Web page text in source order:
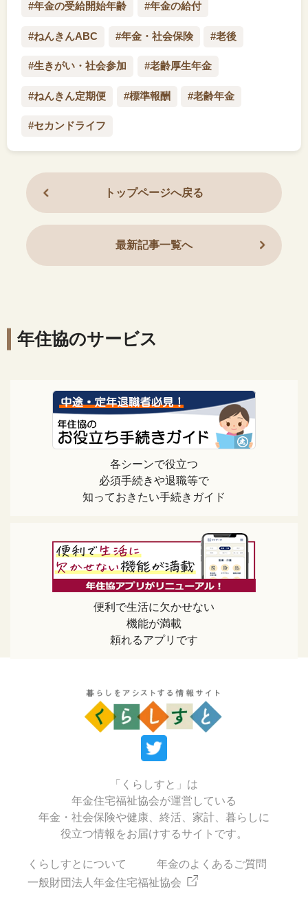
#年金の受給開始年齢 #年金の給付
#ねんきんABC #年金・社会保険 #老後
#生きがい・社会参加 #老齢厚生年金
#ねんきん定期便 #標準報酬 #老齢年金
#セカンドライフ
トップページへ戻る
最新記事一覧へ
年住協のサービス
各シーンで役立つ
必須手続きや退職等で
知っておきたい手続きガイド
便利で生活に欠かせない
機能が満載
頼れるアプリです
「くらしすと」は
年金住宅福祉協会が運営している
年金・社会保険や健康、終活、家計、暮らしに
役立つ情報をお届けするサイトです。
くらしすとについて
年金のよくあるご質問
一般財団法人年金住宅福祉協会